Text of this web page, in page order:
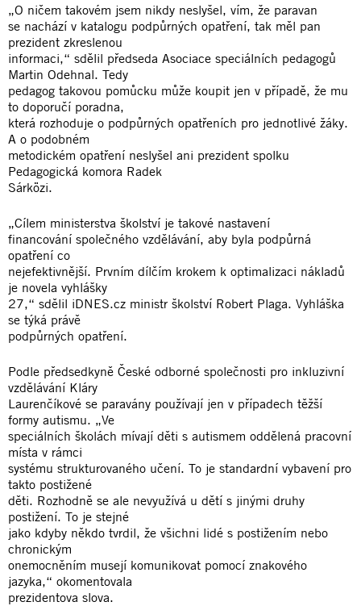
„O ničem takovém jsem nikdy neslyšel, vím, že paravan
se nachází v katalogu podpůrných opatření, tak měl pan
prezident zkreslenou
informaci,“ sdělil předseda Asociace speciálních pedagogů
Martin Odehnal. Tedy
pedagog takovou pomůcku může koupit jen v případě, že mu
to doporučí poradna,
která rozhoduje o podpůrných opatřeních pro jednotlivé žáky.
A o podobném
metodickém opatření neslyšel ani prezident spolku
Pedagogická komora Radek
Sárközi.
„Cílem ministerstva školství je takové nastavení
financování společného vzdělávání, aby byla podpůrná
opatření co
nejefektivnější. Prvním dílčím krokem k optimalizaci nákladů
je novela vyhlášky
27,“ sdělil iDNES.cz ministr školství Robert Plaga. Vyhláška
se týká právě
podpůrných opatření.
Podle předsedkyně České odborné společnosti pro inkluzivní
vzdělávání Kláry
Laurenčíkové se paravány používají jen v případech těžší
formy autismu. „Ve
speciálních školách mívají děti s autismem oddělená pracovní
místa v rámci
systému strukturovaného učení. To je standardní vybavení pro
takto postižené
děti. Rozhodně se ale nevyužívá u dětí s jinými druhy
postižení. To je stejné
jako kdyby někdo tvrdil, že všichni lidé s postižením nebo
chronickým
onemocněním musejí komunikovat pomocí znakového
jazyka,“ okomentovala
prezidentova slova.